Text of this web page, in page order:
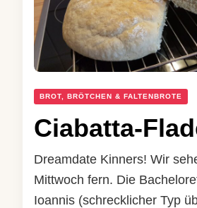
BROT, BRÖTCHEN & FALTENBROTE
Ciabatta-
Dreamdate Kinners! Wir
Mittwoch fern. Die
Ioannis (schrecklicher Typ